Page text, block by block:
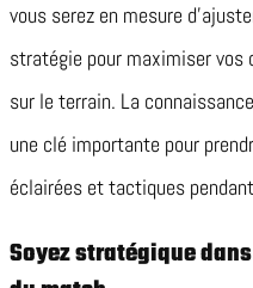
vous serez en mesure
stratégie pour maximiser vos
sur le terrain. La
une clé importante pour
éclairées et tactiques
Soyez stratégique